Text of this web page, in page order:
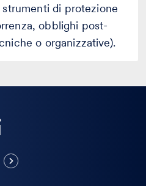
strumenti di protezione
obblighi post-
o organizzative).